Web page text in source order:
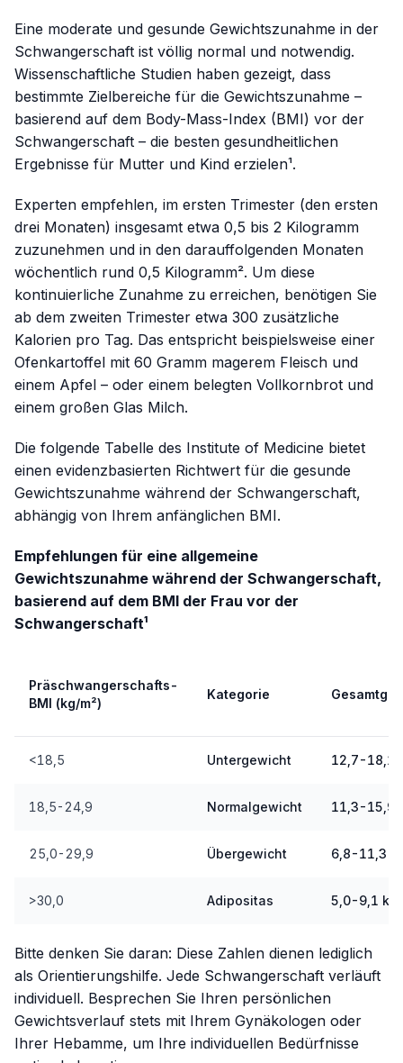
Eine moderate und gesunde Gewichtszunahme in der
Schwangerschaft ist völlig normal und notwendig.
Wissenschaftliche Studien haben gezeigt, dass
bestimmte Zielbereiche für die Gewichtszunahme –
basierend auf dem Body-Mass-Index (BMI) vor der
Schwangerschaft – die besten gesundheitlichen
Ergebnisse für Mutter und Kind erzielen¹.
Experten empfehlen, im ersten Trimester (den ersten
drei Monaten) insgesamt etwa 0,5 bis 2 Kilogramm
zuzunehmen und in den darauffolgenden Monaten
wöchentlich rund 0,5 Kilogramm². Um diese
kontinuierliche Zunahme zu erreichen, benötigen Sie
ab dem zweiten Trimester etwa 300 zusätzliche
Kalorien pro Tag. Das entspricht beispielsweise einer
Ofenkartoffel mit 60 Gramm magerem Fleisch und
einem Apfel – oder einem belegten Vollkornbrot und
einem großen Glas Milch.
Die folgende Tabelle des Institute of Medicine bietet
einen evidenzbasierten Richtwert für die gesunde
Gewichtszunahme während der Schwangerschaft,
abhängig von Ihrem anfänglichen BMI.
Empfehlungen für eine allgemeine
Gewichtszunahme während der Schwangerschaft,
basierend auf dem BMI der Frau vor der
Schwangerschaft¹
Präschwangerschafts-
BMI (kg/m²)
Kategorie
<18,5 Untergewicht 12,7-18,1
18,5-24,9 Normalgewicht 11,3-15,9
25,0-29,9 Übergewicht 6,8-11,3
>30,0 Adipositas 5,0-9,1 kg
Bitte denken Sie daran: Diese Zahlen dienen lediglich
als Orientierungshilfe. Jede Schwangerschaft verläuft
individuell. Besprechen Sie Ihren persönlichen
Gewichtsverlauf stets mit Ihrem Gynäkologen oder
Ihrer Hebamme, um Ihre individuellen Bedürfnisse